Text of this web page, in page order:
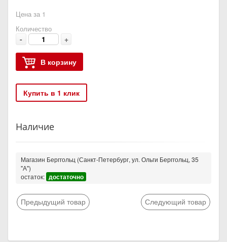
Цена за 1
Количество
- +
В корзину
Купить в 1 клик
Наличие
Магазин Берггольц (Санкт-Петербург, ул. Ольги Берггольц, 35
"А")
остаток: достаточно
Предыдущий товар Следующий товар